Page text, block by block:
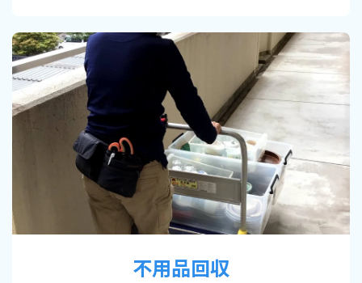
不用品回収